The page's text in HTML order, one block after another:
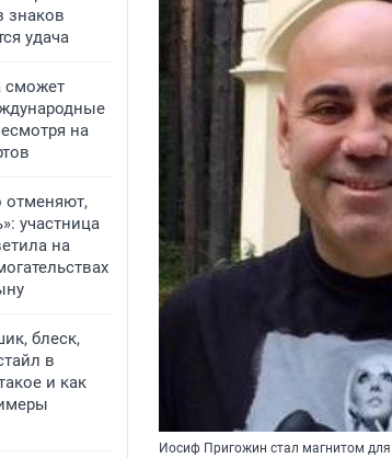
знаков
удача
сможет
на
отменяют,
участница
на
блеск,
в
и как
Иосиф Пригожин стал магнитом